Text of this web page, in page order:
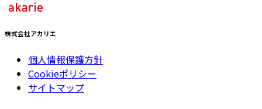
株式会社アカリエ
個人情報保護方針
Cookieポリシー
サイトマップ